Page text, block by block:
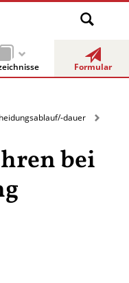
Formular
dauer
bei